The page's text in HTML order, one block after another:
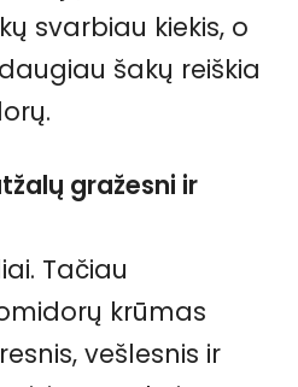
svarbiau kiekis, o
šakų reiškia
gražesni ir
Tačiau
krūmas
vešlesnis ir